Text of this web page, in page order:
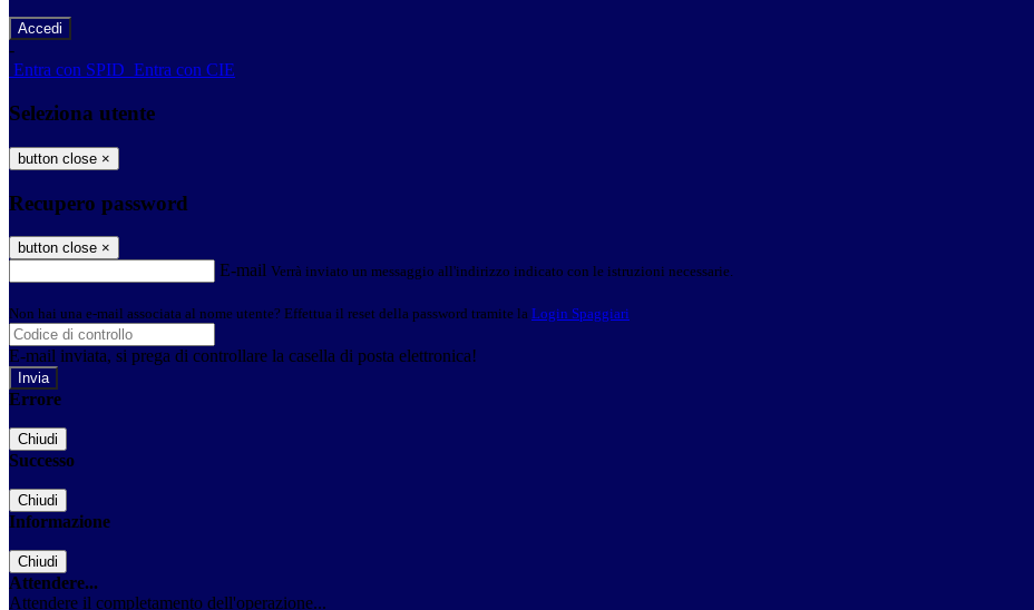
-
Entra con SPID Entra con CIE
Seleziona utente
button close ×
Recupero password
button close ×
E-mail Verrà inviato un messaggio all'indirizzo indicato con le istruzioni necessarie.
Non hai una e-mail associata al nome utente? Effettua il reset della password tramite la Login Spaggiari
E-mail inviata, si prega di controllare la casella di posta elettronica!
Errore
Chiudi
Successo
Chiudi
Informazione
Chiudi
Attendere...
Attendere il completamento dell'operazione...